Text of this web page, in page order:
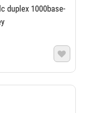
duplex 1000base-
